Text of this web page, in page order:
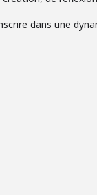
dans une